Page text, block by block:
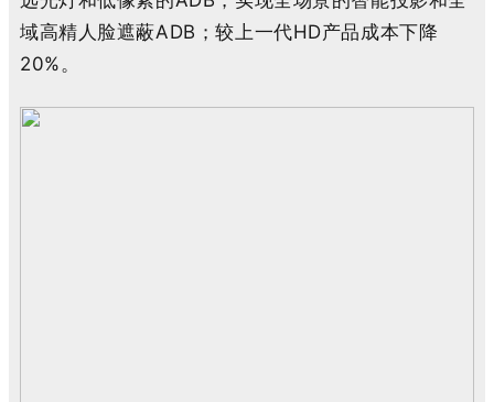
域高精 人脸遮蔽ADB；较上一代HD产品成本下降
20%。